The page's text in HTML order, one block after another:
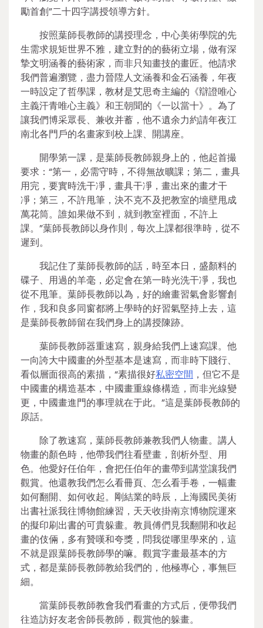
勵首創”二十四字講授領導方針。
按照葉師長教師的講授理念，中心美術學院的先
生需求規矩世界不雅，建立對的的藝術立場，做有深
摯文明涵養的藝術家，而非只知畫技的畫匠。他請求
我們普遍瀏覽，盡力晉陞人文涵養和金石涵養，年夜
一時設定了哲學課，教材是艾思奇主編的《辯證唯心
主義汗青唯心主義》和王朝聞的《一以當十》。為了
讓我們博采眾長、兼收并蓄，他不遺余力約請年夜江
南北各門戶的名畫家到校上課、開講座。
開學第一課，是葉師長教師親身上的，他起首撮
要求：“第一，必需守時，不得無故曠課；第二，畫具
用完，要實時洗干凈，畫具干凈，畫出來的畫才干
凈；第三，不許甩筆，決不克不及把教室的墻壁甩成
萬花筒。誰如果做不到，就到教室裡面，不許上
課。”葉師長教師以身作則，每次上課都很準時，從不
遲到。
我記住了葉師長教師的話，時至本日，盛顏料的
碟子、用過的羊毫，必定會在第一時光洗干凈，我也
從不甩筆。葉師長教師以為，好的繪畫習氣會影響創
作，我和良多同窗都將上學時的好習氣堅持上去，這
是葉師長教師留在我們身上的講授陳跡。
葉師長教師器重速寫，親身給我們上速寫課。他
一向誇大中國畫的外型基本是速寫，而非時下賤行、
看似層面很高的素描，“素描很好私密空間 ，但它不是
中國畫的構造基本，中國畫重線條構造，而非光線變
更，中國畫進門的事理就在于此。”這是葉師長教師的
原話。
除了教速寫，葉師長教師兼教我們人物畫。講人
物畫的顏色時，他帶我們往看壁畫，剖析外型、用
色。他愛好任伯年，會把任伯年的畫帶到講堂讓我們
觀賞。他還教我們怎么看冊頁、怎么看手卷，一幅畫
如何翻開、如何收起。剛結業的時辰，上海國民美術
出書社派我往博物館練習，天天收掛南京博物院運來
的擬印刷出書的可貴躲畫。教員傅們見我翻開和收起
畫的伎倆，多有贊嘆和夸獎，問我從哪里學來的，這
不就是跟葉師長教師學的嘛。觀賞字畫最基本的方
式，都是葉師長教師教給我們的，他極專心，事無巨
細。
當葉師長教師教會我們看畫的方式后，便帶我們
往造訪好友老舍師長教師，觀賞他的躲畫。